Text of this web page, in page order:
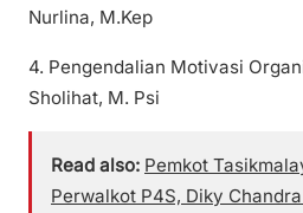
Nurlina, M.Kep
4. Pengendalian Motivasi
Sholihat, M. Psi
Read also: Pemkot
Perwalkot P4S, Diky